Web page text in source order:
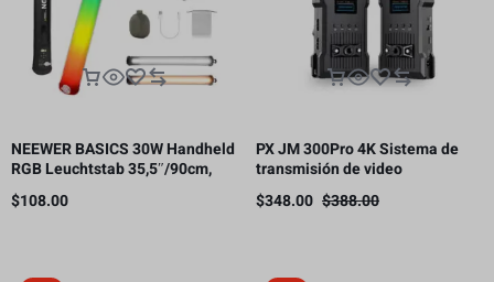
NEEWER BASICS 30W Handheld
RGB Leuchtstab 35,5″/90cm,
5000mAh Typ C 45W in/30W Out
$108.00
PX JM 300Pro 4K Sistema de
transmisión de video
inalámbrico, transmisor y
receptor HDMI, 300m
$388.00
$348.00